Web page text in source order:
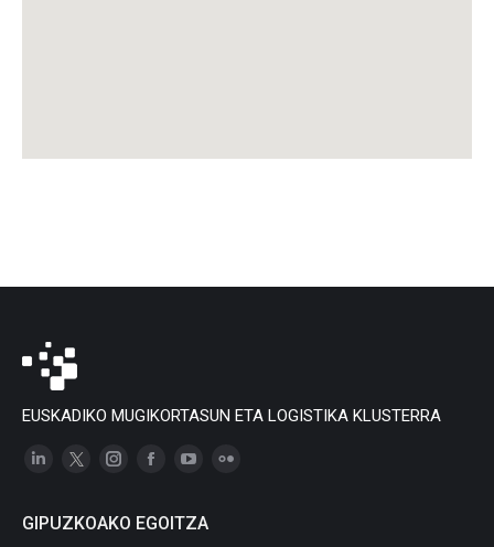
EUSKADIKO MUGIKORTASUN ETA LOGISTIKA KLUSTERRA
Linkedin
opens
X
opens
Instagram
opensopensopens
GIPUZKOAKO EGOITZA